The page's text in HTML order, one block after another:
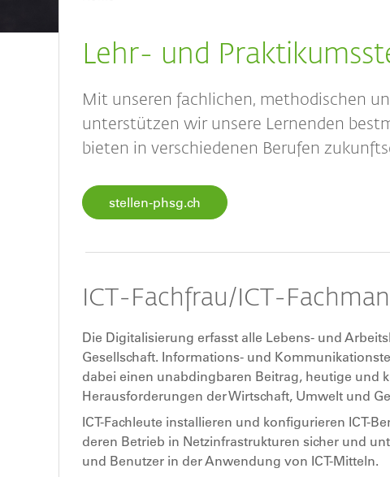
Lehr- und
Mit unseren fachlichen, methodischen
unterstützen wir unsere Lernenden
bieten in verschiedenen Berufen
stellen-phsg.ch
ICT-Fachfrau/ICT-
Die Digitalisierung erfasst alle Lebens- und
Gesellschaft. Informations- und
dabei einen unabdingbaren Beitrag, heutige und
Herausforderungen der Wirtschaft, Umwelt und
ICT-Fachleute installieren und konfigurieren ICT-
deren Betrieb in Netzinfrastrukturen sicher und
und Benutzer in der Anwendung von ICT-Mitteln.